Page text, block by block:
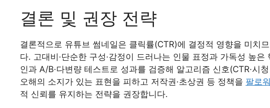
결론 및 권장 전략
결론적으로 유튜브 썸네일은 클릭률(CTR)에 결정적 영향을 미치
다. 고대비·단순한 구성·감정이 드러나는 인물 표정과 가독성 높
인과 A/B·다변량 테스트로 성과를 검증해 알고리즘 신호(CTR·시
오해의 소지가 있는 표현을 피하고 저작권·초상권 등 정책을 팔로
적 신뢰를 유지하는 전략을 권장합니다.